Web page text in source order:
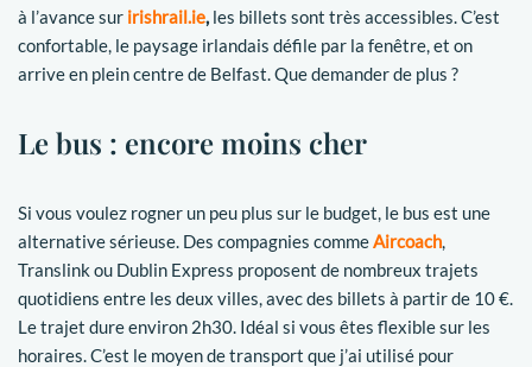
à l’avance sur irishrail.ie, les billets sont très accessibles. C’est
confortable, le paysage irlandais défile par la fenêtre, et on
arrive en plein centre de Belfast. Que demander de plus ?
Le bus : encore moins cher
Si vous voulez rogner un peu plus sur le budget, le bus est une
alternative sérieuse. Des compagnies commeAircoach,
Translink ou Dublin Express proposent de nombreux trajets
quotidiens entre les deux villes, avec des billets à partir de 10 €.
Le trajet dure environ 2h30. Idéal si vous êtes flexible sur les
horaires. C’est le moyen de transport que j’ai utilisé pour